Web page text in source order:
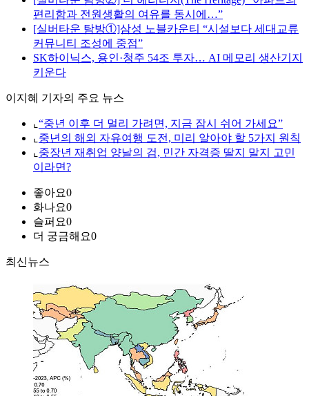
편리함과 전원생활의 여유를 동시에…”
[실버타운 탐방①]삼성 노블카운티 “시설보다 세대교류
커뮤니티 조성에 중점”
SK하이닉스, 용인·청주 54조 투자… AI 메모리 생산기지
키운다
이지혜 기자의 주요 뉴스
⌞ “중년 이후 더 멀리 가려면, 지금 잠시 쉬어 가세요”
⌞ 중년의 해외 자유여행 도전, 미리 알아야 할 5가지 원칙
⌞ 중장년 재취업 양날의 검, 민간 자격증 딸지 말지 고민
이라면?
좋아요0
화나요0
슬퍼요0
더 궁금해요0
최신뉴스